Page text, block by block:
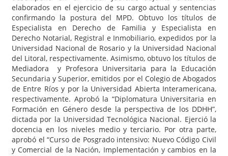
elaborados en el ejercicio de su cargo actual y sentencias
confirmando la postura del MPD. Obtuvo los títulos de
Especialista en Derecho de Familia y Especialista en
Derecho Notarial, Registral e Inmobiliario, expedidos por la
Universidad Nacional de Rosario y la Universidad Nacional
del Litoral, respectivamente. Asimismo, obtuvo los títulos de
Mediadora y Profesora Universitaria para la Educación
Secundaria y Superior, emitidos por el Colegio de Abogados
de Entre Ríos y por la Universidad Abierta Interamericana,
respectivamente. Aprobó la “Diplomatura Universitaria en
Formación en Género desde la perspectiva de los DDHH”,
dictada por la Universidad Tecnológica Nacional. Ejerció la
docencia en los niveles medio y terciario. Por otra parte,
aprobó el “Curso de Posgrado intensivo: Nuevo Código Civil
y Comercial de la Nación, Implementación y cambios en la